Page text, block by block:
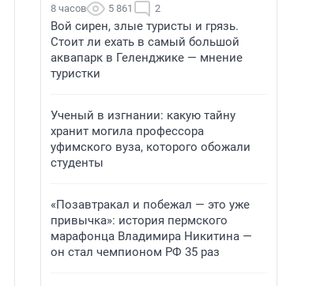
8 часов 5 861 2
Вой сирен, злые туристы и грязь.
Стоит ли ехать в самый большой
аквапарк в Геленджике — мнение
туристки
Ученый в изгнании: какую тайну
хранит могила профессора
уфимского вуза, которого обожали
студенты
«Позавтракал и побежал — это уже
привычка»: история пермского
марафонца Владимира Никитина —
он стал чемпионом РФ 35 раз